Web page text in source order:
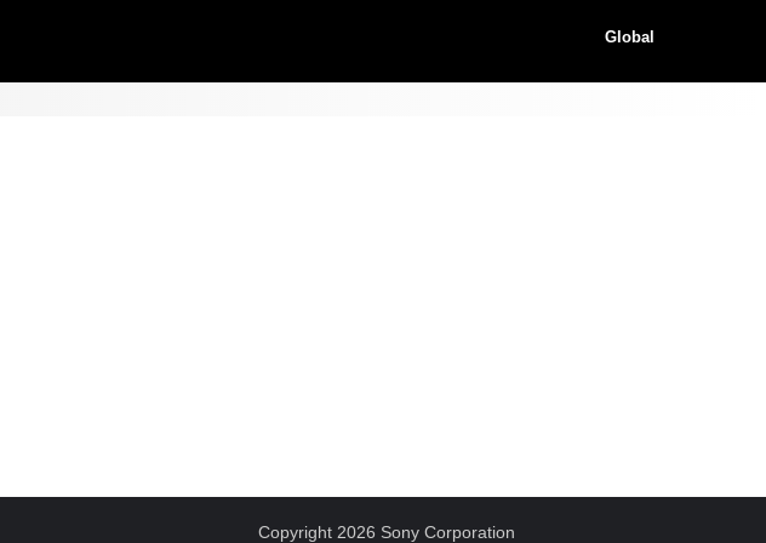
Global
Copyright 2026 Sony Corporation